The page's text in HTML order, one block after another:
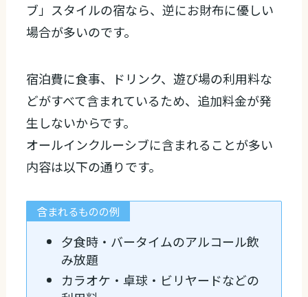
ブ」スタイルの宿なら、逆にお財布に優しい
場合が多いのです。
宿泊費に食事、ドリンク、遊び場の利用料な
どがすべて含まれているため、追加料金が発
生しないからです。
オールインクルーシブに含まれることが多い
内容は以下の通りです。
含まれるものの例
夕食時・バータイムのアルコール飲
み放題
カラオケ・卓球・ビリヤードなどの